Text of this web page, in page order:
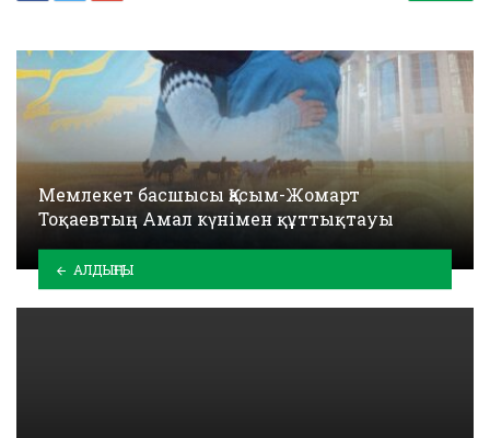
Мемлекет басшысы Қасым-Жомарт
Тоқаевтың Амал күнімен құттықтауы
АЛДЫҢҒЫ